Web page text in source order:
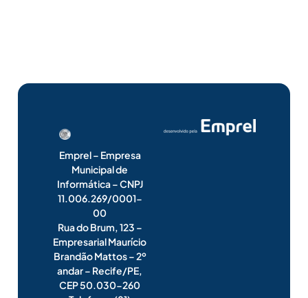
Emprel – Empresa
Municipal de
Informática – CNPJ
11.006.269/0001-
00
Rua do Brum, 123 –
Empresarial Maurício
Brandão Mattos – 2º
andar – Recife/PE,
CEP 50.030-260